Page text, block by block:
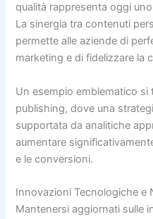
qualità rappresenta oggi
La sinergia tra contenuti
permette alle aziende di
marketing e di fidelizzare la
Un esempio emblematico
publishing, dove una
supportata da analitiche
aumentare
e le conversioni.
Innovazioni Tecnologiche e
Mantenersi aggiornati sulle